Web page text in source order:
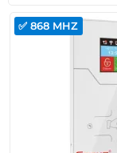
✅ 868 MHZ